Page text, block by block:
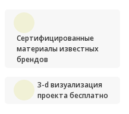
Сертифицированные
материалы известных
брендов
3-d визуализация
проекта бесплатно